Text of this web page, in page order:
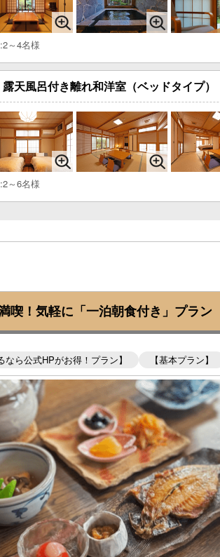
～4名様
露天風呂付き離れ和洋室（ベッドタイプ）
～6名様
喫！気軽に「一泊朝食付き」プラン
なら公式HPがお得！プラン】 【基本プラン】